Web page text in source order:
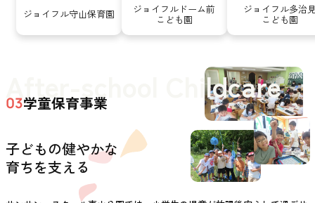
ジョイフル守山保育園 ジョイフルドーム前
こども園
ジョイフル多治
こども園
After-school Childcare
03学童保育事業
子どもの健やかな
育ちを支える